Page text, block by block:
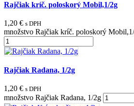
Rajčiak kríč. poloskorý Mobil,1/2g
1,20 € s DPH
množstvo Rajčiak kríč. poloskorý
Rajčiak Radana, 1/2g
1,20 € s DPH
množstvo Rajčiak Radana, 1/2g